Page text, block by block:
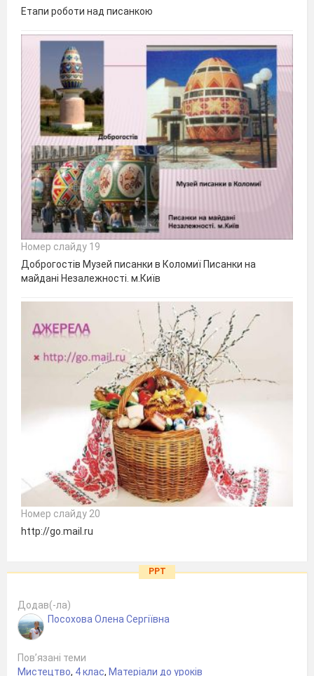
Етапи роботи над писанкою
Номер слайду 19
Доброгостів Музей писанки в Коломиї Писанки на
майдані Незалежності. м.Київ
Номер слайду 20
http://go.mail.ru
PPT
Додав(-ла)
Посохова Олена Сергіївна
Пов’язані теми
Мистецтво, 4 клас, Матеріали до уроків